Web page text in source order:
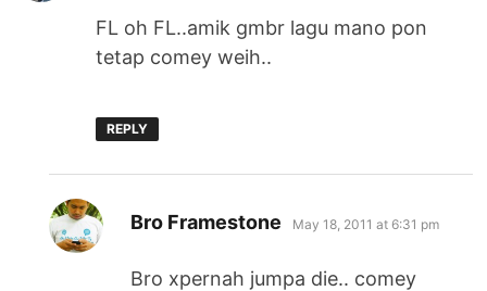
FL oh FL..amik gmbr lagu mano pon
tetap comey weih..
REPLY
Bro Framestone says:
May 18, 2011 at 6:31 pm
Bro xpernah jumpa die.. comey